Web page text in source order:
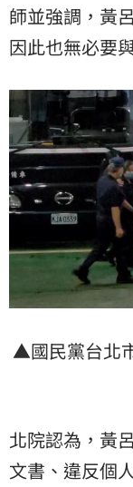
師並強調，黃
因此也無必要
▲國民黨台北
北院認為，黃
文書、違反個